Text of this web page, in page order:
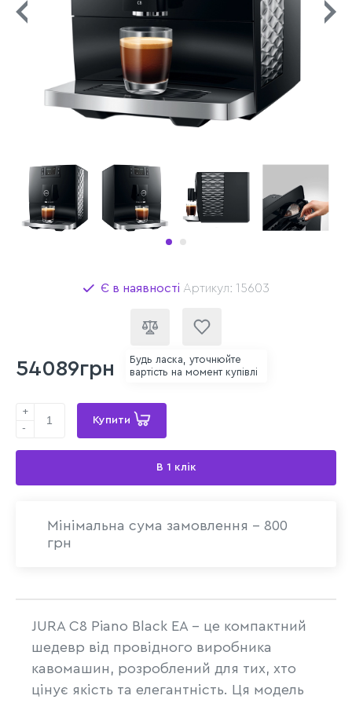
Є в наявності Артикул: 15603
54089грн
Будь ласка, уточнюйте
вартість на момент купівлі
+
-
Купити
В 1 клік
Мінімальна сума замовлення - 800
грн
JURA C8 Piano Black EA – це компактний
шедевр від провідного виробника
кавомашин, розроблений для тих, хто
цінує якість та елегантність. Ця модель